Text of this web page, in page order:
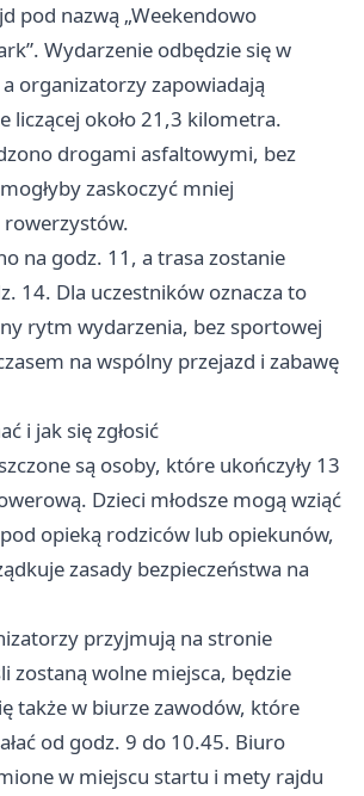
pod nazwą „Weekendowo
Wydarzenie odbędzie się w
organizatorzy zapowiadają
liczącej około 21,3 kilometra.
drogami asfaltowymi, bez
zaskoczyć mniej
na godz. 11, a trasa zostanie
14. Dla uczestników oznacza to
rytm wydarzenia, bez sportowej
na wspólny przejazd i zabawę
i jak się zgłosić
są osoby, które ukończyły 13
Dzieci młodsze mogą wziąć
pod opieką rodziców lub opiekunów,
zasady bezpieczeństwa na
przyjmują na stronie
zostaną wolne miejsca, będzie
także w biurze zawodów, które
od godz. 9 do 10.45. Biuro
w miejscu startu i mety rajdu